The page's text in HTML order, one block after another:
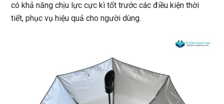
có khả năng chịu lực cực kì tốt trước các điều kiện thời
tiết, phục vụ hiệu quả cho người dùng.